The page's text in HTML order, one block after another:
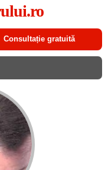
Consultație gratuită